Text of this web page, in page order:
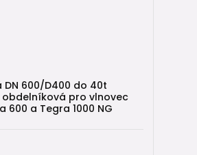
DN 600/D400 do 40t
pro vlnovec
600 a Tegra 1000 NG